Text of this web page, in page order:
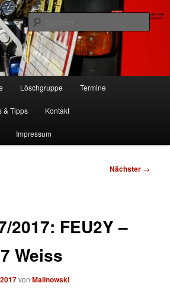
RD
Löschgruppe Rodenkirchen
Löschgruppe Termine
& Tipps Kontakt
Impressum
Nächster →
2017: FEU2Y –
Weiss
vonMalinowski